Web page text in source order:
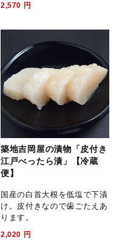
2,570 円
築地吉岡屋の漬物「皮付き
江戸べったら漬」【冷蔵
便】
国産の白首大根を低塩で下漬
け。皮付きなので歯ごたえあ
ります。
2,020 円